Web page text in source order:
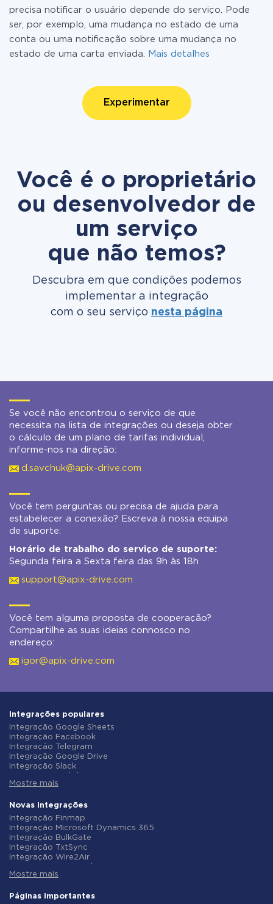
precisa notificar o usuário depende do serviço. Pode
ser, por exemplo, uma mudança no estado de uma
conta ou uma notificação sobre uma mudança no
estado de uma carta enviada.
Mais detalhes
Experimentar
Você é o proprietário
ou desenvolvedor de
um serviço
que não temos?
Descubra em que condições podemos
implementar a integração
com o seu serviço nesta página
Se você não encontrou o serviço de que
necessita na lista de integrações ou deseja obter
o cálculo de um plano de tarifas individual,
informe-nos na direção:
d.savchuk@apix-drive.com
Você tem perguntas ou precisa de ajuda para
estabelecer a conexão? Escreva à nossa equipa
de suporte:
Horário de trabalho do serviço de suporte:
Segunda feira a Sexta feira das 9h às 18h
support@apix-drive.com
Você tem alguma proposta de cooperação?
Compartilhe as suas ideias connosco no
endereço:
igor@apix-drive.com
Integrações populares
Integração Google Sheets
Integração Facebook
Integração Telegram
Integração Google Drive
Integração Slack
Integração Gmail
Integração ClickUp
Integração Airtable
Integração Google Contacts
Integração OpenAI (ChatGPT)
Integração Instagram
Integração ActiveCampaign
Integração Typeform
Integração Salesforce CRM
Integração Notion
Mostre mais
Novas integrações
Integração Finmap
Integração Microsoft Dynamics 365
Integração BulkGate
Integração TxtSync
Integração Wire2Air
Integração Infobip
Integração AtomPark
Mostre mais
Páginas importantes